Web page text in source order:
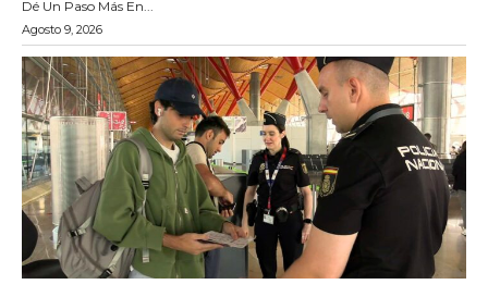
Dé Un Paso Más En...
Agosto 9, 2026